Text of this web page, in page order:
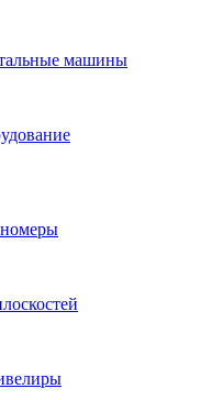
машины